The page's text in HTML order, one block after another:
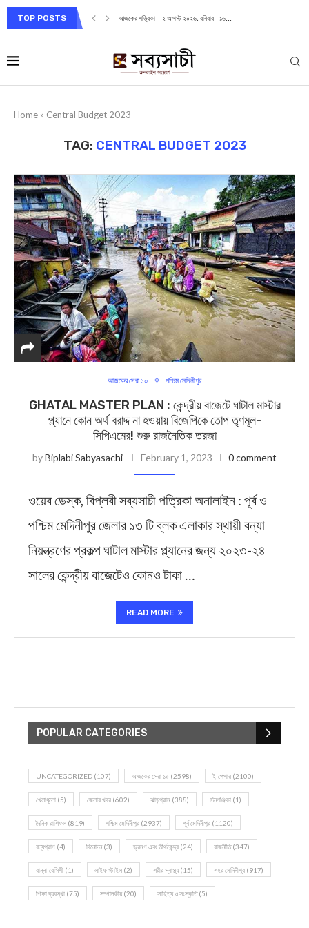
TOP POSTS আজকের পত্রিকা – ২ আগস্ট ২০২৬, রবিবার– ১৬...
Home » Central Budget 2023
TAG: CENTRAL BUDGET 2023
আজকের সেরা ১০ পশ্চিম মেদিনীপুর
GHATAL MASTER PLAN : কেন্দ্রীয় বাজেটে ঘাটাল মাস্টার
প্ল্যানে কোন অর্থ বরাদ্দ না হওয়ায় বিজেপিকে তোপ তৃণমূল-
সিপিএমের! শুরু রাজনৈতিক তরজা
byBiplabi Sabyasachi February 1, 2023 0 comment
ওয়েব ডেস্ক, বিপ্লবী সব্যসাচী পত্রিকা অনালাইন : পূর্ব ও
পশ্চিম মেদিনীপুর জেলার ১৩ টি ব্লক এলাকার স্থায়ী বন্যা
নিয়ন্ত্রণের প্রকল্প ঘাটাল মাস্টার প্ল্যানের জন্য ২০২৩-২৪
সালের কেন্দ্রীয় বাজেটেও কোনও টাকা …
READ MORE
POPULAR CATEGORIES
UNCATEGORIZED (107) আজকের সেরা ১০ (2598) ই-পেপার (2100)
খেলাধূলো (5) জেলার খবর (602) ঝাড়গ্রাম (388) দিনপঞ্জিকা (1)
দৈনিক রাশিফল (819) পশ্চিম মেদিনীপুর (2937) পূর্ব মেদিনীপুর (1120)
বন্যপ্রাণ (4) বিনোদন(3) ভ্রমণ এবং তীর্থকেন্দ্র (24) রাজনীতি(347)
রান্না-রেসিপী (1) লাইফ স্টাইল (2) শরীর স্বাস্থ্য (15) শহর মেদিনীপুর (917)
শিক্ষা ব্যবস্থা (75) সম্পাদকীয় (20) সাহিত্য ও সংস্কৃতি(5)